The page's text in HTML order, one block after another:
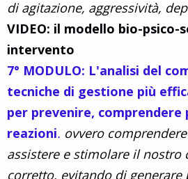
di agitazione, aggressività,
VIDEO: il modello bio-psico-
intervento
7° MODULO: L'analisi del
tecniche di gestione più
per prevenire, comprendere
reazioni. ovvero
assistere e stimolare il nostro
corretto, evitando di